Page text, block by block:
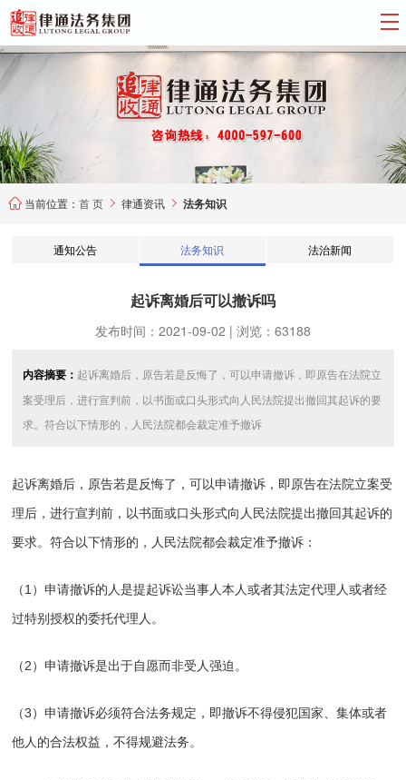
 当前位置： 首 页  律通资讯  法务知识
通知公告 法务知识 法治新闻
起诉离婚后可以撤诉吗
发布时间：2021-09-02 | 浏览：63188
内容摘要： 起诉离婚后，原告若是反悔了，可以申请撤诉，即原告在法院立
案受理后，进行宣判前，以书面或口头形式向人民法院提出撤回其起诉的要
求。符合以下情形的，人民法院都会裁定准予撤诉
起诉离婚后，原告若是反悔了，可以申请撤诉，即原告在法院立案受
理后，进行宣判前，以书面或口头形式向人民法院提出撤回其起诉的
要求。符合以下情形的，人民法院都会裁定准予撤诉：
（1）申请撤诉的人是提起诉讼当事人本人或者其法定代理人或者经
过特别授权的委托代理人。
（2）申请撤诉是出于自愿而非受人强迫。
（3）申请撤诉必须符合法务规定，即撤诉不得侵犯国家、集体或者
他人的合法权益，不得规避法务。